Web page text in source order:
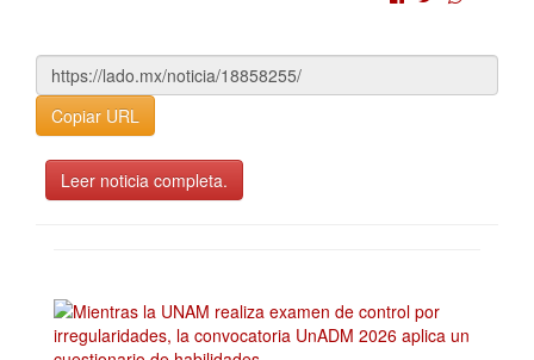
Copiar URL
Leer noticia completa.